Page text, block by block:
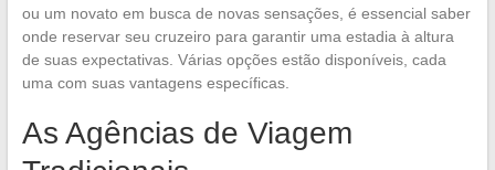
ou um novato em busca de novas sensações, é essencial saber
onde reservar seu cruzeiro para garantir uma estadia à altura
de suas expectativas. Várias opções estão disponíveis, cada
uma com suas vantagens específicas.
As Agências de Viagem